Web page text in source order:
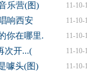
11-10-
乐营(图)
11-10-
响西安
11-10-
你在哪里.
11-10-
次开...(
11-10-
噱头(图)